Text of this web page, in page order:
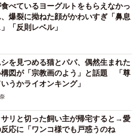
べているヨーグルトをもらえなかっ
爆裂に拗ねた顔がかわいすぎ「鼻息
「反則レベル」
を見つめる猫とパパ、偶然生まれた
構図が「宗教画のよう」と話題 「尊
うかライオンキング」
リと切った飼い主が帰宅すると→愛
応に「ワンコ様でも戸惑うのね